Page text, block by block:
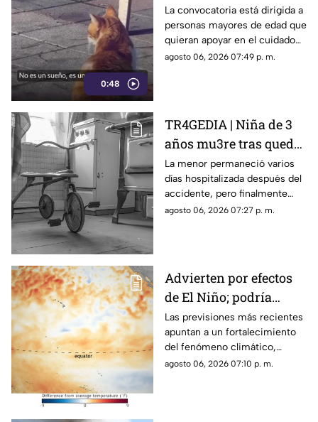
0:48
cuidar gatos en una
isla de Grecia
La convocatoria está dirigida a
personas mayores de edad que
quieran apoyar en el cuidado
de gatos rescatados mientras
agosto 06, 2026 07:49 p. m.
TR4GEDIA | Niña de 3
años mu3re tras quedar
atrapada en un juguete
La menor permaneció varios
días hospitalizada después del
accidente, pero finalmente
perdió la vida a causa de una
agosto 06, 2026 07:27 p. m.
Advierten por efectos
de El Niño; podría
alcanzar intensidad
histórica
Las previsiones más recientes
apuntan a un fortalecimiento
del fenómeno climático,
mientras varios países ya
agosto 06, 2026 07:10 p. m.